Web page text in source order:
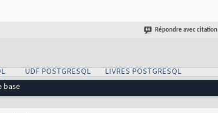
Répondre avec citation
UDF POSTGRESQL
LIVRES POSTGRESQL
base